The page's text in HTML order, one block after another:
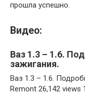
прошла успешно.
Видео:
Ваз 1.3 – 1.6.
зажигания.
Ваз 1.3 – 1.6.
Remont 26,142 views